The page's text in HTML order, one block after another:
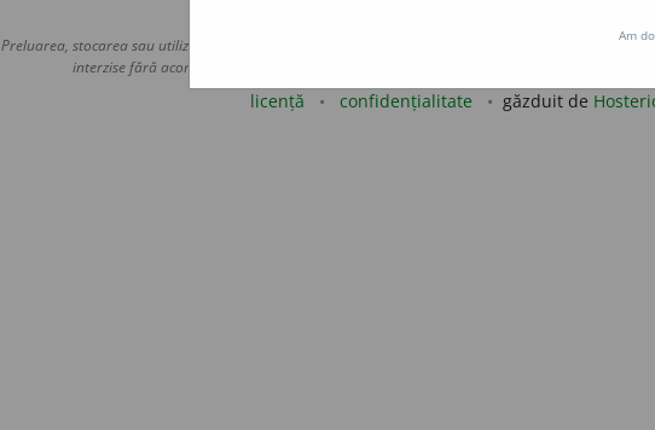
Preluarea, stocarea sau utilizarea datelor de pe acest site, inclusiv prin orice metode de extragere
interzise fără acordul nostru prealabil scris, cu excepția seturilor de date oferite oficial
licență confidențialitate găzduit de
Am